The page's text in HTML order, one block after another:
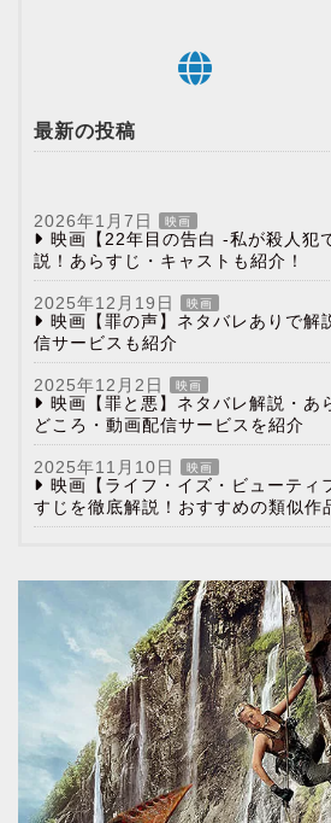
最新の投稿
2026年1月7日 映画
映画【22年目の告白 -私が殺人犯
説！あらすじ・キャストも紹介！
2025年12月19日 映画
映画【罪の声】ネタバレありで解
信サービスも紹介
2025年12月2日 映画
映画【罪と悪】ネタバレ解説・あ
どころ・動画配信サービスを紹介
2025年11月10日 映画
映画【ライフ・イズ・ビューティ
すじを徹底解説！おすすめの類似作